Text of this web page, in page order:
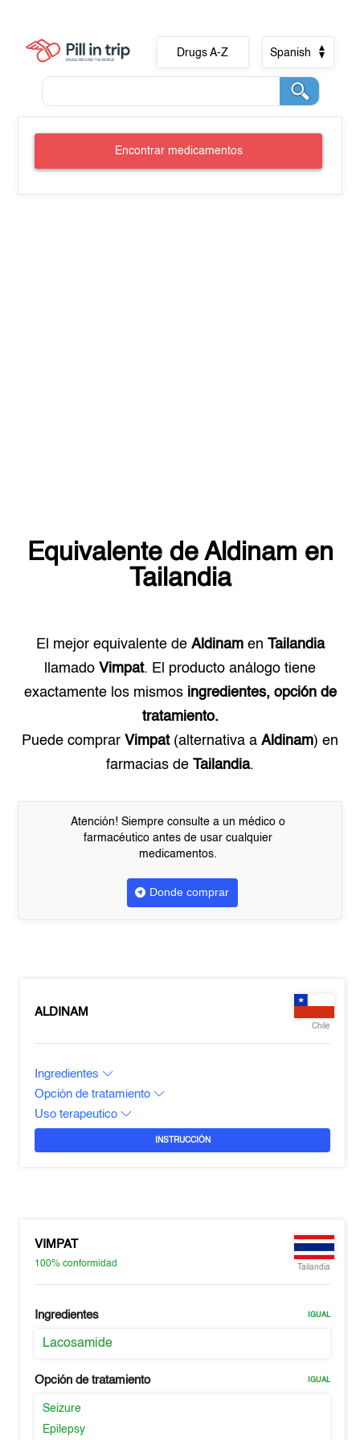
Drugs A-Z Spanish
Encontrar medicamentos
Equivalente de Aldinam en
Tailandia
El mejor equivalente de Aldinamen Tailandia
llamado Vimpat. El producto análogo tiene
exactamente los mismos ingredientes, opción de
tratamiento.
Puede comprar Vimpat(alternativa a Aldinam) en
farmacias de Tailandia.
Atención! Siempre consulte a un médico o
farmacéutico antes de usar cualquier
medicamentos.
Donde comprar
ALDINAM
Chile
Ingredientes
Opción de tratamiento
Uso terapeutico
INSTRUCCIÓN
VIMPAT
100%conformidad Tailandia
Ingredientes IGUAL
Lacosamide
Opción de tratamiento IGUAL
Seizure
Epilepsy